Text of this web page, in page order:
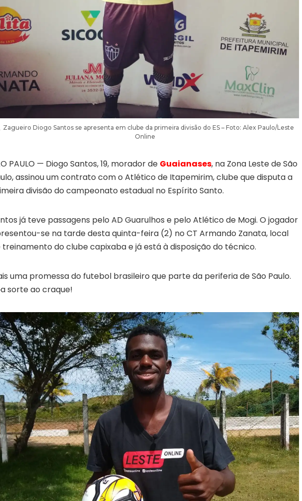
Zagueiro Diogo Santos se apresenta em clube da primeira divisão do ES – Foto: Alex Paulo/Leste
Online
PAULO — Diogo Santos, 19, morador de Guaianases, na Zona Leste de São
assinou um contrato com o Atlético de Itapemirim, clube que disputa a
divisão do campeonato estadual no Espírito Santo.
já teve passagens pelo AD Guarulhos e pelo Atlético de Mogi. O jogador
se na tarde desta quinta-feira (2) no CT Armando Zanata, local
treinamento do clube capixaba e já está à disposição do técnico.
uma promessa do futebol brasileiro que parte da periferia de São Paulo.
sorte ao craque!